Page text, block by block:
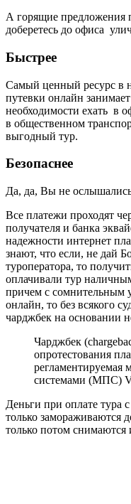
А горящие предложения
доберетесь до офиса
Быстрее
Самый ценный ресурс в
путевки онлайн
необходимости ехать в
в общественном
выгодный тур.
Безопаснее
Да, да, Вы не
Все платежи проходят
получателя и банка
надежности интернет
знают, что если, не дай
туроператора, то
оплачивали тур
причем с сомнительным
онлайн, то без всякого
чарджбек на основании
Чарджбек
опротестования
системами (МПС)
Деньги при оплате тура
только замораживаются
только потом снимаются